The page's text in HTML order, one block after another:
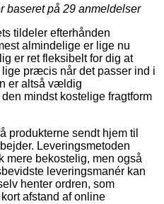
baseret på 29 anmeldelser
tildeler efterhånden
almindelige er lige nu
er ret fleksibelt for dig at
præcis når det passer ind i
er altså vældig
mindst kostelige fragtform
produkterne sendt hjem til
Leveringsmetoden
mere bekostelig, men også
leveringsmanér kan
henter ordren, som
afstand af online